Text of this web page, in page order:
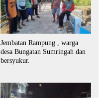
Jembatan Rampung , warga
desa Bungatan Sumringah dan
bersyukur.